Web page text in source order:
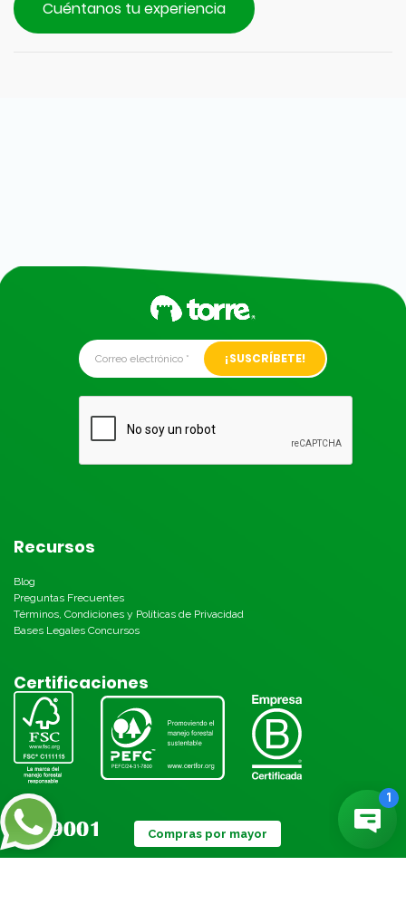
Cuéntanos tu experiencia
Alternative:
Recursos
Blog
Preguntas Frecuentes
Términos, Condiciones y Políticas de Privacidad
Bases Legales Concursos
Certificaciones
Compras por mayor